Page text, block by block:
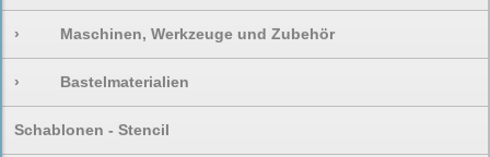
› Maschinen, Werkzeuge und Zubehör
› Bastelmaterialien
Schablonen - Stencil